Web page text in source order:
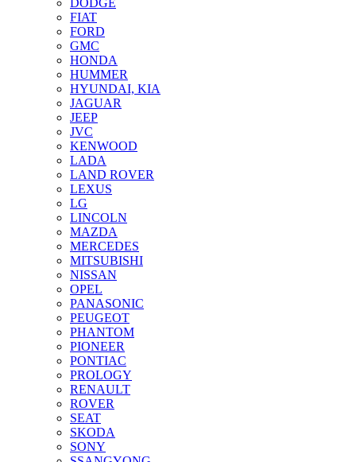
DODGE
FIAT
FORD
GMC
HONDA
HUMMER
HYUNDAI, KIA
JAGUAR
JEEP
JVC
KENWOOD
LADA
LAND ROVER
LEXUS
LG
LINCOLN
MAZDA
MERCEDES
MITSUBISHI
NISSAN
OPEL
PANASONIC
PEUGEOT
PHANTOM
PIONEER
PONTIAC
PROLOGY
RENAULT
ROVER
SEAT
SKODA
SONY